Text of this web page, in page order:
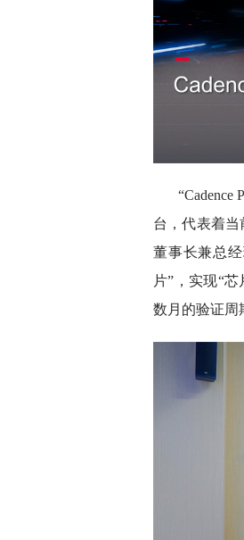
台，代表着
董事长兼总经
片”，实现“
数月的验证周